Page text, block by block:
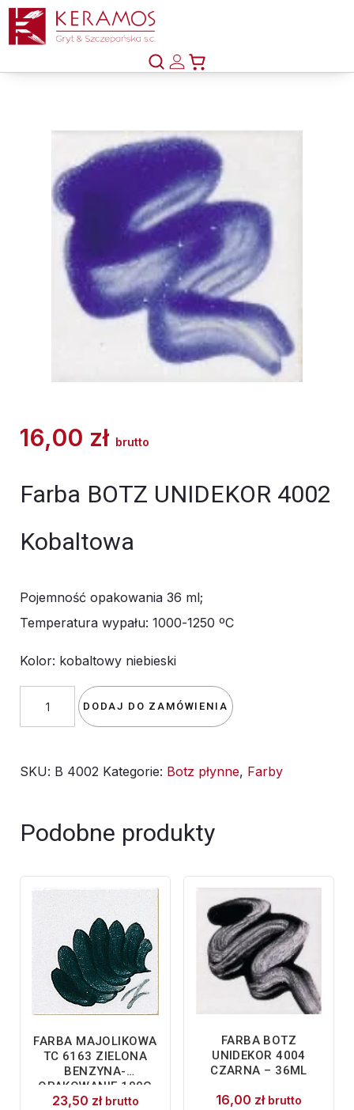
16,00 zł brutto
Farba BOTZ UNIDEKOR 4002
Kobaltowa
Pojemność opakowania 36 ml;
Temperatura wypału: 1000-1250 ºC
Kolor: kobaltowy niebieski
Farba
UNIDEKOR
Kobaltowa
36ml
DODAJ DO ZAMÓWIENIA
SKU: B 4002 Kategorie: Botz płynne, Farby
Podobne produkty
FARBA MAJOLIKOWA
TC 6163 ZIELONA
BENZYNA-
OPAKOWANIE 100G
23,50 zł brutto
FARBA BOTZ
UNIDEKOR 4004
CZARNA – 36ML
16,00 zł brutto